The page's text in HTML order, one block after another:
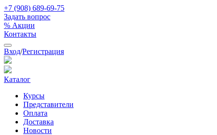
+7 (908) 689-69-75
Задать вопрос
% Акции
Контакты
Вход/Регистрация
Каталог
Курсы
Представители
Оплата
Доставка
Новости